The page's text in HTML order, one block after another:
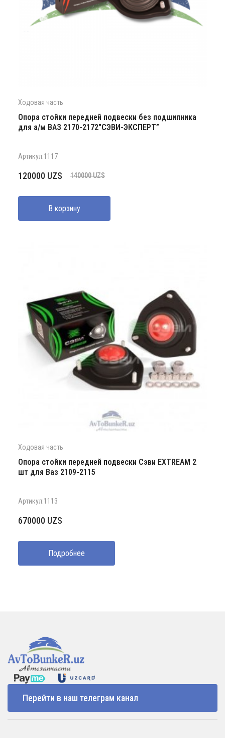
Ходовая часть
Опора стойки передней подвески без подшипника
для а/м ВАЗ 2170-2172″СЭВИ-ЭКСПЕРТ”
Артикул:1117
140000UZS
Первоначальная
составляла
140000 UZS.
120000 UZS
Текущая
120000 UZS.
В корзину
Ходовая часть
Опора стойки передней подвески Сэви EXTREAM 2
шт для Ваз 2109-2115
Артикул:1113
670000 UZS
Подробнее
Перейти в наш телеграм канал